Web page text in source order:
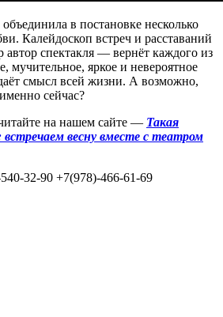
в постановке несколько
Калейдоскоп встреч и расставаний
спектакля — вернёт каждого из
мучительное, яркое и невероятное
смысл всей жизни. А возможно,
сейчас?
на нашем сайте — Такая
встречаем весну вместе с театром
32-90 +7(978)-466-61-69